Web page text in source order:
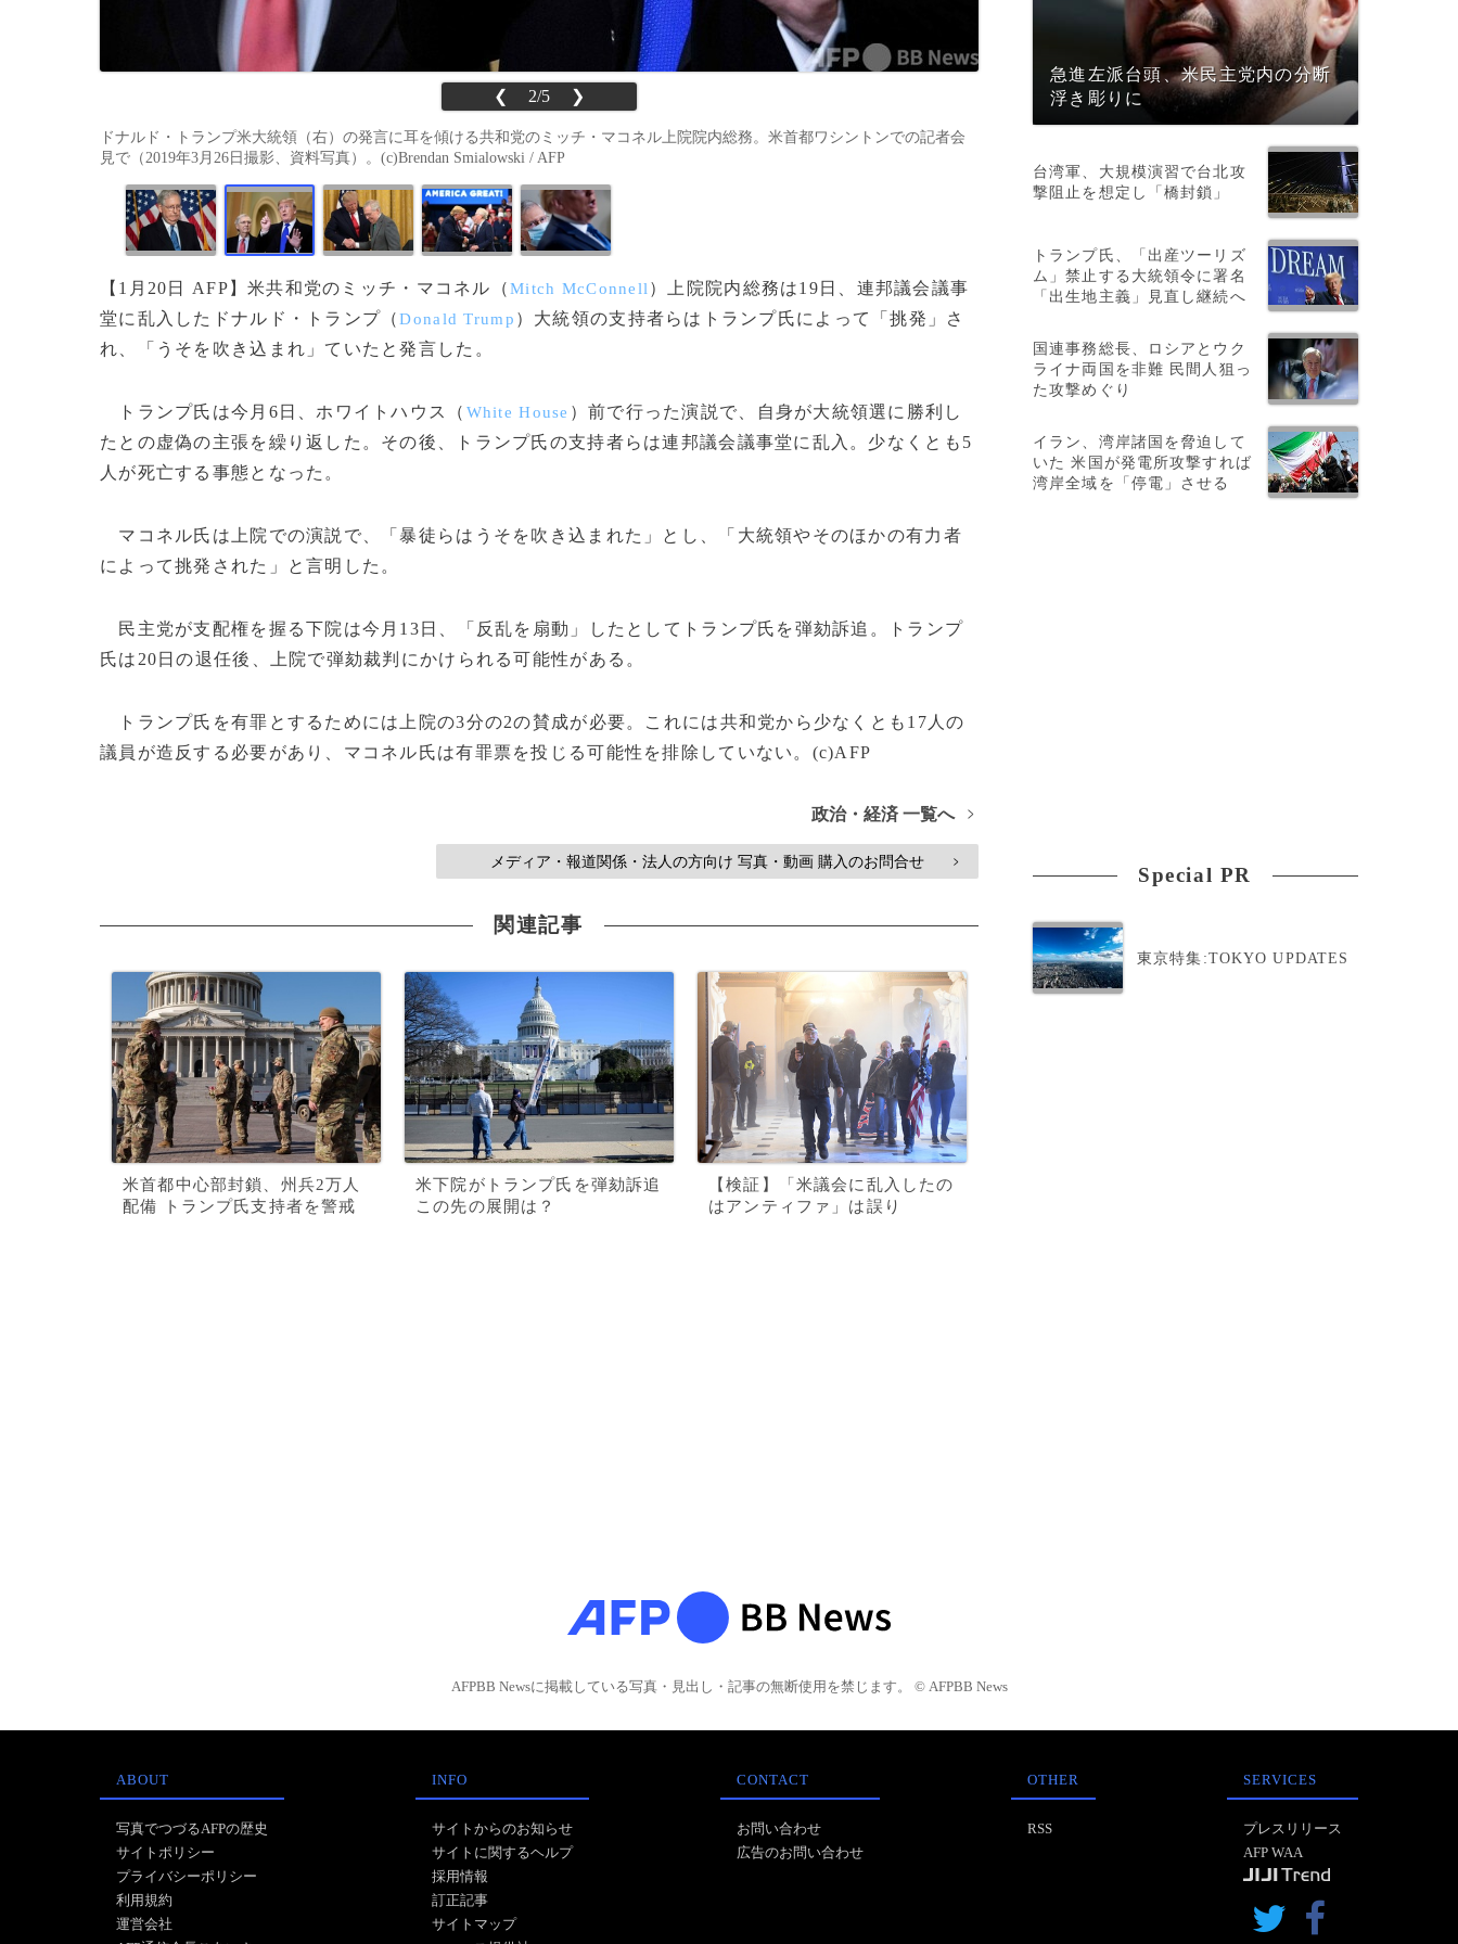
❮ 2/5 ❯
ドナルド・トランプ米大統領（右）の発言に耳を傾ける共和党のミッチ・マコネル上院院内総務。米首都ワシントンでの記者会
見で（2019年3月26日撮影、資料写真）。(c)Brendan Smialowski / AFP
【1月20日 AFP】米共和党のミッチ・マコネル（Mitch McConnell ）上院院内総務は19日、連邦議会議事
堂に乱入したドナルド・トランプ（Donald Trump ）大統領の支持者らはトランプ氏によって「挑発」さ
れ、「うそを吹き込まれ」ていたと発言した。
トランプ氏は今月6日、ホワイトハウス（ White House ）前で行った演説で、自身が大統領選に勝利し
たとの虚偽の主張を繰り返した。その後、トランプ氏の支持者らは連邦議会議事堂に乱入。少なくとも5
人が死亡する事態となった。
マコネル氏は上院での演説で、「暴徒らはうそを吹き込まれた」とし、「大統領やそのほかの有力者
によって挑発された」と言明した。
民主党が支配権を握る下院は今月13日、「反乱を扇動」したとしてトランプ氏を弾劾訴追。トランプ
氏は20日の退任後、上院で弾劾裁判にかけられる可能性がある。
トランプ氏を有罪とするためには上院の3分の2の賛成が必要。これには共和党から少なくとも17人の
議員が造反する必要があり、マコネル氏は有罪票を投じる可能性を排除していない。(c)AFP
政治・経済 一覧へ >
メディア・報道関係・法人の方向け 写真・動画 購入のお問合せ >
関連記事
米首都中心部封鎖、州兵2万人
配備 トランプ氏支持者を警戒
米下院がトランプ氏を弾劾訴追
この先の展開は？
【検証】「米議会に乱入したの
はアンティファ」は誤り
急進左派台頭、米民主党内の分断
浮き彫りに
台湾軍、大規模演習で台北攻
撃阻止を想定し「橋封鎖」
トランプ氏、「出産ツーリズ
ム」禁止する大統領令に署名
「出生地主義」見直し継続へ
国連事務総長、ロシアとウク
ライナ両国を非難 民間人狙っ
た攻撃めぐり
イラン、湾岸諸国を脅迫して
いた 米国が発電所攻撃すれば
湾岸全域を「停電」させる
Special PR
東京特集:TOKYO UPDATES
AFPBB Newsに掲載している写真・見出し・記事の無断使用を禁じます。 © AFPBB News
ABOUT
写真でつづるAFPの歴史
サイトポリシー
プライバシーポリシー
利用規約
運営会社
INFO
サイトからのお知らせ
サイトに関するヘルプ
採用情報
訂正記事
サイトマップ
CONTACT
お問い合わせ
広告のお問い合わせ
OTHER
RSS
SERVICES
プレスリリース
AFP WAA